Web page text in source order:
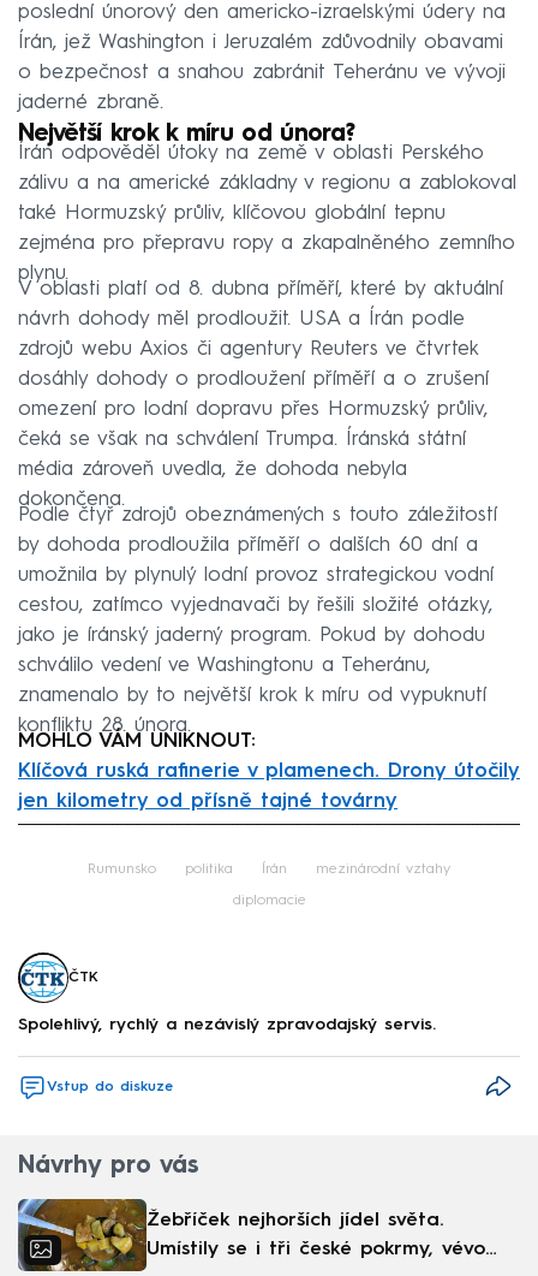
poslední únorový den americko-izraelskými údery na
Írán, jež Washington i Jeruzalém zdůvodnily obavami
o bezpečnost a snahou zabránit Teheránu ve vývoji
jaderné zbraně.
Největší krok k míru od února?
Írán odpověděl útoky na země v oblasti Perského
zálivu a na americké základny v regionu a zablokoval
také Hormuzský průliv, klíčovou globální tepnu
zejména pro přepravu ropy a zkapalněného zemního
plynu.
V oblasti platí od 8. dubna příměří, které by aktuální
návrh dohody měl prodloužit. USA a Írán podle
zdrojů webu Axios či agentury Reuters ve čtvrtek
dosáhly dohody o prodloužení příměří a o zrušení
omezení pro lodní dopravu přes Hormuzský průliv,
čeká se však na schválení Trumpa. Íránská státní
média zároveň uvedla, že dohoda nebyla
dokončena.
Podle čtyř zdrojů obeznámených s touto záležitostí
by dohoda prodloužila příměří o dalších 60 dní a
umožnila by plynulý lodní provoz strategickou vodní
cestou, zatímco vyjednavači by řešili složité otázky,
jako je íránský jaderný program. Pokud by dohodu
schválilo vedení ve Washingtonu a Teheránu,
znamenalo by to největší krok k míru od vypuknutí
konfliktu 28. února.
MOHLO VÁM UNIKNOUT:
Klíčová ruská rafinerie v plamenech. Drony útočily
jen kilometry od přísně tajné továrny
Rumunsko politika Írán mezinárodní vztahy
diplomacie
ČTK
Spolehlivý, rychlý a nezávislý zpravodajský servis.
Vstup do diskuze
Návrhy pro vás
Žebříček nejhorších jídel světa.
Umístily se i tři české pokrmy, vévodí